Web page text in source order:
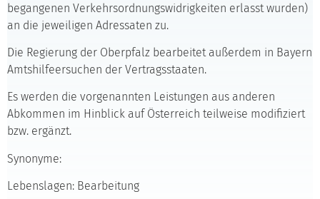
begangenen Verkehrsordnungswidrigkeiten erlasst wurden)
an die jeweiligen Adressaten zu.
Die Regierung der Oberpfalz bearbeitet außerdem in Bayern
Amtshilfeersuchen der Vertragsstaaten.
Es werden die vorgenannten Leistungen aus anderen
Abkommen im Hinblick auf Österreich teilweise modifiziert
bzw. ergänzt.
Synonyme:
Lebenslagen: Bearbeitung